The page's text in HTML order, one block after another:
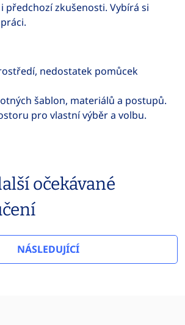
předchozí zkušenosti. Vybírá si
nedostatek pomůcek
šablon, materiálů a postupů.
pro vlastní výběr a volbu.
očekávané
NÁSLEDUJÍCÍ